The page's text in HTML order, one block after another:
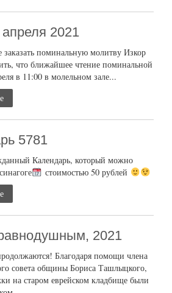
2021
поминальную молитву Изкор
что ближайшее чтение поминальной
в 11:00 в молельном зале...
5781
Календарь, который можно
стоимостью 50 рублей
2021
Благодаря помощи члена
совета общины Бориса Ташлыцкого,
на старом еврейском кладбище были